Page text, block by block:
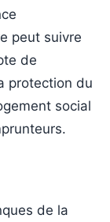
peut suivre
de
protection du
social
de la